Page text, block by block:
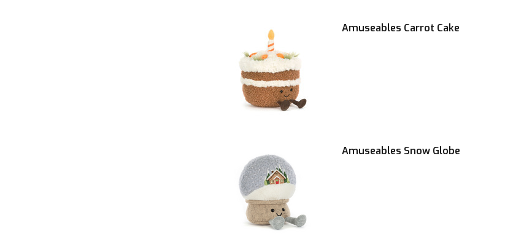
Amuseables Carrot Cake
Amuseables Snow Globe